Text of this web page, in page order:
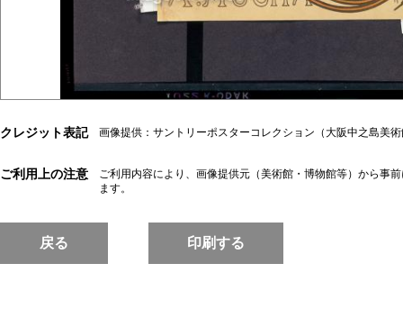
クレジット表記 画像提供：サントリーポスターコレクション（大阪中之島美
ご利用上の注意
ご利用内容により、画像提供元（美術館・博物館等）から事
ます。
戻る 印刷する